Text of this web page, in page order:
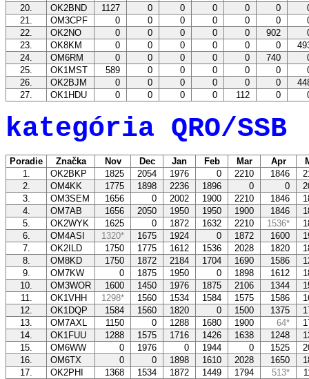
20.
OK2BND 1127 0 0 0 0 0
21.
OM3CPF 0 0 0 0 0 0
22.
OK2NO 0 0 0 0 0 902
23.
OK8KM 0 0 0 0 0 0
24.
OM6RM 0 0 0 0 0 740
25.
OK1MST 589 0 0 0 0 0
26.
OK2BJM 0 0 0 0 0 0
27.
OK1HDU 0 0 0 0 112 0
kategória QRO/SSB
Poradie Značka Nov Dec Jan Feb Mar Apr
1.
OK2BKP 1825 2054 1976 0 2210 1846
2.
OM4KK 1775 1898 2236 1896 0 0
3.
OM3SEM 1656 0 2002 1900 2210 1846
4.
OM7AB 1656 2050 1950 1950 1900 1846
5.
OK2WYK 1625 0 1872 1632 2210 1536*
6.
OM4ASI 1320* 1675 1924 0 1872 1600
7.
OK2ILD 1750 1775 1612 1536 2028 1820
8.
OM8KD 1750 1872 2184 1704 1690 1586
9.
OM7KW 0 1875 1950 0 1898 1612
10.
OM3WOR 1600 1450 1976 1875 2106 1344
11.
OK1VHH 1298* 1560 1534 1584 1575 1586
12.
OK1DQP 1584 1560 1820 0 1500 1375
13.
OM7AXL 1150 0 1288 1680 1900 64*
14.
OK1FUU 1288 1575 1716 1426 1638 1248
15.
OM6WW 0 1976 0 1944 0 1525
16.
OM6TX 0 0 1898 1610 2028 1650
17.
OK2PHI 1368 1534 1872 1449 1794 513*